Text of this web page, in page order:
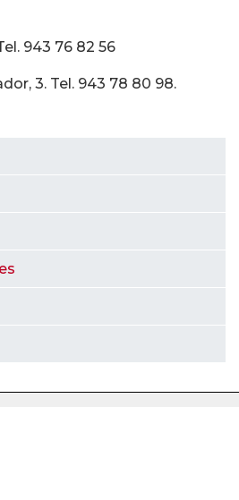
943 76 82 56
3. Tel. 943 78 80 98.